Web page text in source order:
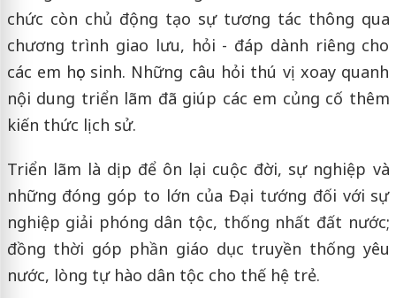
chức còn chủ động tạo sự tương tác thông qua
chương trình giao lưu, hỏi - đáp dành riêng cho
các em học sinh. Những câu hỏi thú vị xoay quanh
nội dung triển lãm đã giúp các em củng cố thêm
kiến thức lịch sử.
Triển lãm là dịp để ôn lại cuộc đời, sự nghiệp và
những đóng góp to lớn của Đại tướng đối với sự
nghiệp giải phóng dân tộc, thống nhất đất nước;
đồng thời góp phần giáo dục truyền thống yêu
nước, lòng tự hào dân tộc cho thế hệ trẻ.